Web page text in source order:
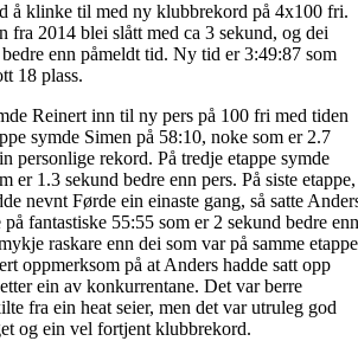
å klinke til med ny klubbrekord på 4x100 fri.
fra 2014 blei slått med ca 3 sekund, og dei
enn påmeldt tid. Ny tid er 3:49:87 som
18 plass.
Reinert inn til ny pers på 100 fri med tiden
symde Simen på 58:10, noke som er 2.7
personlige rekord. På tredje etappe symde
er 1.3 sekund bedre enn pers. På siste etappe,
nevnt Førde ein einaste gang, så satte
fantastiske 55:55 som er 2 sekund bedre enn
raskare enn dei som var på samme
oppmerksom på at Anders hadde satt opp
ein av konkurrentane. Det var berre
fra ein heat seier, men det var utruleg god
og ein vel fortjent klubbrekord.